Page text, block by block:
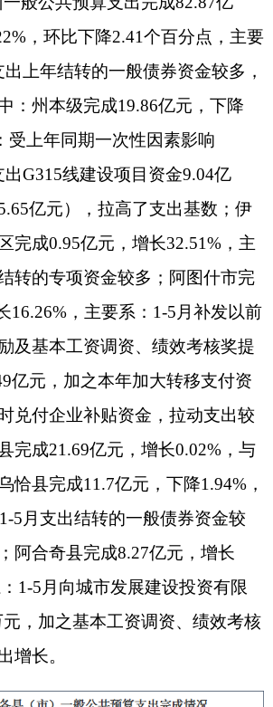
长。
支出主要集中在教育、一般
和就业、卫生健康、农林水、
预算收入完成情况
性基金预算收入完成2.68亿
科目看，国有土地使用权出让
长26.91%，占政府性基金预
对应项目收入完成0.17亿
主要系今年以来全州各级部门